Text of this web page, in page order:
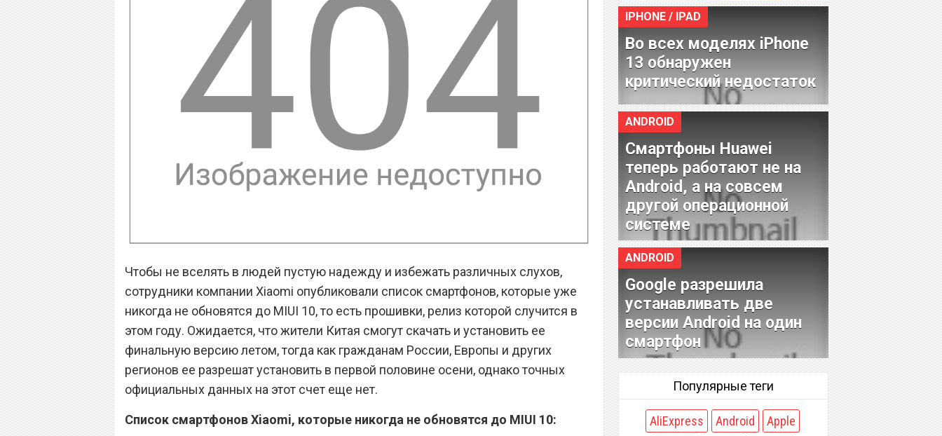
Чтобы не вселять в людей пустую надежду и избежать различных слухов,
сотрудники компании Xiaomi опубликовали список смартфонов, которые уже
никогда не обновятся до MIUI 10, то есть прошивки, релиз которой случится в
этом году. Ожидается, что жители Китая смогут скачать и установить ее
финальную версию летом, тогда как гражданам России, Европы и других
регионов ее разрешат установить в первой половине осени, однако точных
официальных данных на этот счет еще нет.
Список смартфонов Xiaomi, которые никогда не обновятся до MIUI 10:
IPHONE / IPAD
Во всех моделях iPhone
13 обнаружен
критический недостаток
ANDROID
Смартфоны Huawei
теперь работают не на
Android, а на совсем
другой операционной
системе
ANDROID
Google разрешила
устанавливать две
версии Android на один
смартфон
Популярные теги
AliExpress Android
Apple